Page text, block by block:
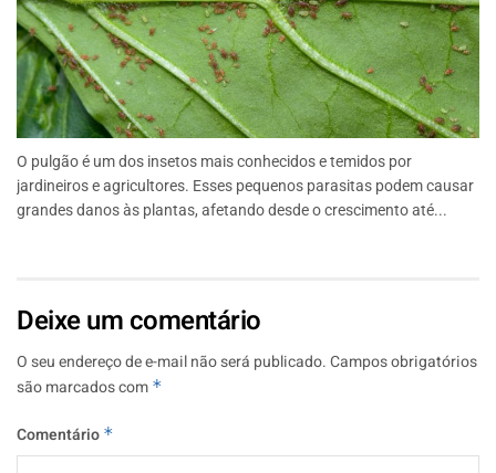
O pulgão é um dos insetos mais conhecidos e temidos por
jardineiros e agricultores. Esses pequenos parasitas podem causar
grandes danos às plantas, afetando desde o crescimento até...
Deixe um comentário
O seu endereço de e-mail não será publicado.Campos obrigatórios
são marcados com *
Comentário *